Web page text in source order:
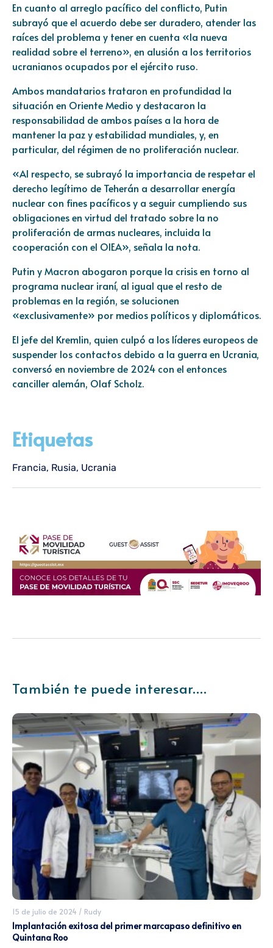
En cuanto al arreglo pacífico del conflicto, Putin
subrayó que el acuerdo debe ser duradero, atender las
raíces del problema y tener en cuenta «la nueva
realidad sobre el terreno», en alusión a los territorios
ucranianos ocupados por el ejército ruso.
Ambos mandatarios trataron en profundidad la
situación en Oriente Medio y destacaron la
responsabilidad de ambos países a la hora de
mantener la paz y estabilidad mundiales, y, en
particular, del régimen de no proliferación nuclear.
«Al respecto, se subrayó la importancia de respetar el
derecho legítimo de Teherán a desarrollar energía
nuclear con fines pacíficos y a seguir cumpliendo sus
obligaciones en virtud del tratado sobre la no
proliferación de armas nucleares, incluida la
cooperación con el OIEA», señala la nota.
Putin y Macron abogaron porque la crisis en torno al
programa nuclear iraní, al igual que el resto de
problemas en la región, se solucionen
«exclusivamente» por medios políticos y diplomáticos.
El jefe del Kremlin, quien culpó a los líderes europeos de
suspender los contactos debido a la guerra en Ucrania,
conversó en noviembre de 2024 con el entonces
canciller alemán, Olaf Scholz.
Etiquetas
Francia, Rusia, Ucrania
También te puede interesar....
15 de julio de 2024 / Rudy
Implantación exitosa del primer marcapaso definitivo en
Quintana Roo